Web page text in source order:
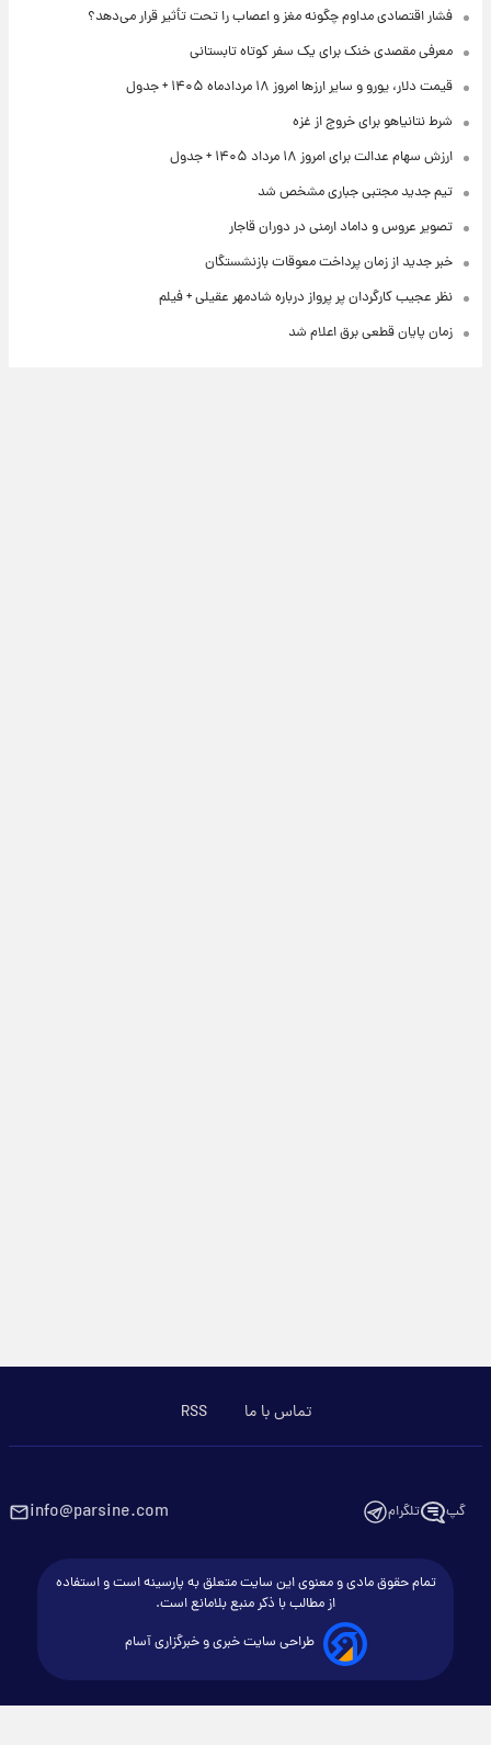
فشار اقتصادی مداوم چگونه مغز و اعصاب را تحت تأثیر قرار می‌دهد؟
معرفی مقصدی خنک برای یک سفر کوتاه تابستانی
قیمت دلار، یورو و سایر ارزها امروز ۱۸ مردادماه ۱۴۰۵ + جدول
شرط نتانیاهو برای خروج از غزه
ارزش سهام عدالت برای امروز ۱۸ مرداد ۱۴۰۵ + جدول
تیم جدید مجتبی جباری مشخص شد
تصویر عروس و داماد ارمنی در دوران قاجار
خبر جدید از زمان پرداخت معوقات بازنشستگان
نظر عجیب کارگردان پر پرواز درباره شادمهر عقیلی + فیلم
زمان پایان قطعی برق اعلام شد
تماس با ما RSS
گپ تلگرام info@parsine.com
تمام حقوق مادی و معنوی این سایت متعلق به پارسینه است و استفاده
از مطالب با ذکر منبع بلامانع است.
طراحی سایت خبری و خبرگزاری آسام